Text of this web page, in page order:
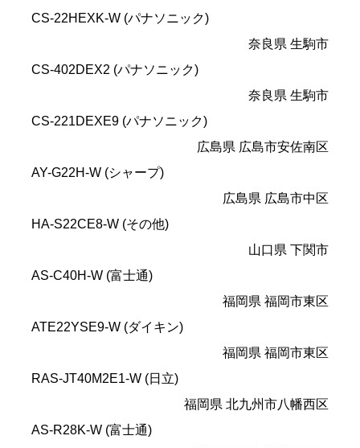
CS-22HEXK-W (パナソニック)
奈良県 生駒市
CS-402DEX2 (パナソニック)
奈良県 生駒市
CS-221DEXE9 (パナソニック)
広島県 広島市安佐南区
AY-G22H-W (シャープ)
広島県 広島市中区
HA-S22CE8-W (その他)
山口県 下関市
AS-C40H-W (富士通)
福岡県 福岡市東区
ATE22YSE9-W (ダイキン)
福岡県 福岡市東区
RAS-JT40M2E1-W (日立)
福岡県 北九州市八幡西区
AS-R28K-W (富士通)